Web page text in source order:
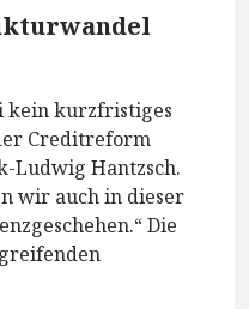
kein kurzfristiges
Creditreform
Ludwig Hantzsch.
wir auch in dieser
Die